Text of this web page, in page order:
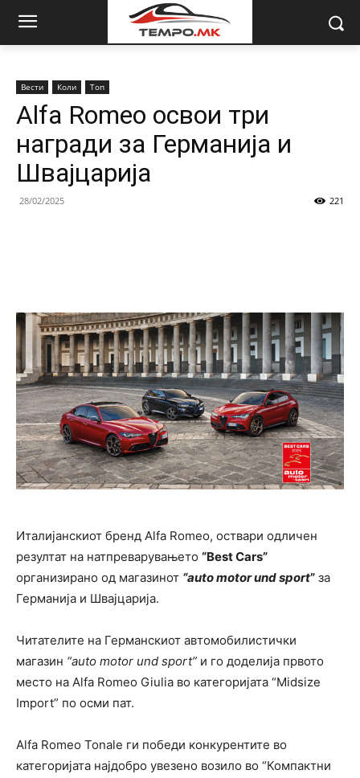
Вести Коли Топ
Alfa Romeo освои три
награди за Германија и
Швајцарија
28/02/2025 221
Италијанскиот бренд Alfa Romeo, оствари одличен
резултат на натпреварувањето “Best Cars”
организирано од магазинот “auto motor und sport” за
Германија и Швајцарија.
Читателите на Германскиот автомобилистички
магазин “auto motor und sport” и го доделија првото
место на Alfa Romeo Giulia во категоријата “Midsize
Import” по осми пат.
Alfa Romeo Tonale ги победи конкурентите во
категоријата најдобро увезено возило во “Компактни